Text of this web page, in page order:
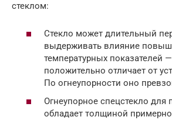
стеклом:
Стекло может длительный
выдерживать влияние
температурных показателей —
положительно отличает от
По огнеупорности оно
Огнеупорное спецстекло для
обладает толщиной